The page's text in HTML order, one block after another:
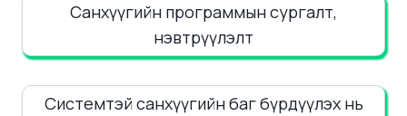
Санхүүгийн программын сургалт,
нэвтрүүлэлт
Системтэй санхүүгийн баг бүрдүүлэх нь